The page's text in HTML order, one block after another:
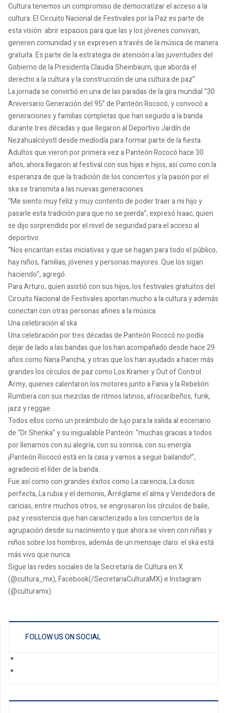
Cultura tenemos un compromiso de democratizar el acceso a la
cultura. El Circuito Nacional de Festivales por la Paz es parte de
esta visión: abrir espacios para que las y los jóvenes convivan,
generen comunidad y se expresen a través de la música de manera
gratuita. Es parte de la estrategia de atención a las juventudes del
Gobierno de la Presidenta Claudia Sheinbaum, que aborda el
derecho a la cultura y la construcción de una cultura de paz”.
La jornada se convirtió en una de las paradas de la gira mundial “30
Aniversario Generación del 95” de Panteón Rococó, y convocó a
generaciones y familias completas que han seguido a la banda
durante tres décadas y que llegaron al Deportivo Jardín de
Nezahualcóyotl desde mediodía para formar parte de la fiesta.
Adultos que vieron por primera vez a Panteón Rococó hace 30
años, ahora llegaron al festival con sus hijas e hijos, así como con la
esperanza de que la tradición de los conciertos y la pasión por el
ska se transmita a las nuevas generaciones.
“Me siento muy feliz y muy contento de poder traer a mi hijo y
pasarle esta tradición para que no se pierda”, expresó Isaac, quien
se dijo sorprendido por el nivel de seguridad para el acceso al
deportivo.
“Nos encantan estas iniciativas y que se hagan para todo el público,
hay niños, familias, jóvenes y personas mayores. Que los sigan
haciendo”, agregó.
Para Arturo, quien asistió con sus hijos, los festivales gratuitos del
Circuito Nacional de Festivales aportan mucho a la cultura y además
conectan con otras personas afines a la música.
Una celebración al ska
Una celebración por tres décadas de Panteón Rococó no podía
dejar de lado a las bandas que los han acompañado desde hace 29
años como Nana Pancha, y otras que los han ayudado a hacer más
grandes los círculos de paz como Los Kramer y Out of Control
Army, quienes calentaron los motores junto a Fania y la Rebelión
Rumbera con sus mezclas de ritmos latinos, afrocaribeños, funk,
jazz y reggae.
Todos ellos como un preámbulo de lujo para la salida al escenario
de “Dr Shenka” y su inigualable Panteón: “muchas gracias a todos
por llenarnos con su alegría, con su sonrisa, con su energía
¡Panteón Rococó está en la casa y vamos a seguir bailando!”,
agradeció el líder de la banda.
Fue así como con grandes éxitos como La carencia, La dosis
perfecta, La rubia y el demonio, Arréglame el alma y Vendedora de
caricias, entre muchos otros, se engrosaron los círculos de baile,
paz y resistencia que han caracterizado a los conciertos de la
agrupación desde su nacimiento y que ahora se viven con niñas y
niños sobre los hombros, además de un mensaje claro: el ska está
más vivo que nunca.
Sigue las redes sociales de la Secretaría de Cultura en X
(@cultura_mx), Facebook(/SecretariaCulturaMX) e Instagram
(@culturamx).
FOLLOW US ON SOCIAL